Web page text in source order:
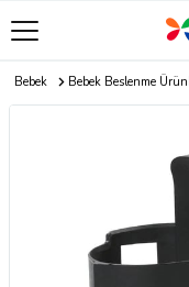
Bebek Bebek Beslenme